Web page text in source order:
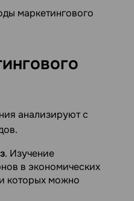
маркетингового
анализируют с
. Изучение
в экономических
которых можно